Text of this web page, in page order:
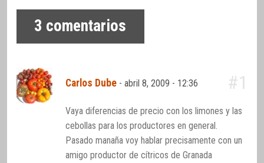
3 comentarios
Carlos Dube -abril 8, 2009 - 12:36 #1
Vaya diferencias de precio con los limones y las
cebollas para los productores en general.
Pasado manaña voy hablar precisamente con un
amigo productor de cítricos de Granada